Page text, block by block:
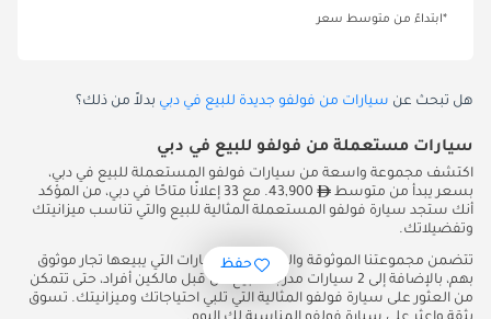
*ابتداءً من متوسط سعر
هل تبحث عن سيارات من فولفو جديدة للبيع في دبي بدلاً من ذلك؟
سيارات مستعملة من فولفو للبيع في دبي
اكتشف مجموعة واسعة من سيارات فولفو المستعملة للبيع في دبي،
بسعر يبدأ من متوسط
43,900. مع 33 إعلانًا متاحًا في دبي، من المؤكد
أنك ستجد سيارة فولفو المستعملة المثالية للبيع والتي تناسب ميزانيتك
وتفضيلاتك.
تتضمن مجموعتنا الموثوقة والمتنوعة 31 سيارات التي يبيعها تجار موثوق
بهم، بالإضافة إلى 2 سيارات مدرجة للبيع من قبل مالكين أفراد، حتى تتمكن
من العثور على سيارة فولفو المثالية التي تلبي احتياجاتك وميزانيتك. تسوق
حفظ